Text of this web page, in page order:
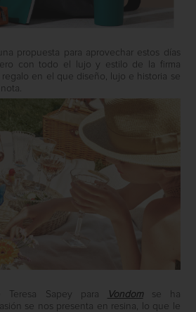
propuesta para aprovechar estos días
con todo el lujo y estilo de la firma
regalo en el que diseño, lujo e historia se
Teresa Sapey para
Vondomse ha
se nos presenta en resina, lo que le